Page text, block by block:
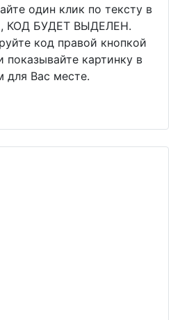
один клик по тексту в
КОД БУДЕТ ВЫДЕЛЕН.
код правой кнопкой
картинку в
для Вас месте.